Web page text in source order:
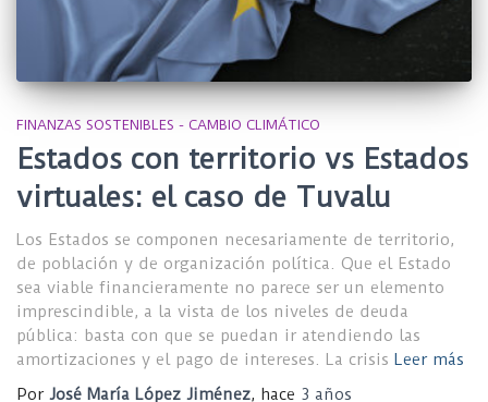
FINANZAS SOSTENIBLES - CAMBIO CLIMÁTICO
Estados con territorio vs Estados
virtuales: el caso de Tuvalu
Los Estados se componen necesariamente de territorio,
de población y de organización política. Que el Estado
sea viable financieramente no parece ser un elemento
imprescindible, a la vista de los niveles de deuda
pública: basta con que se puedan ir atendiendo las
amortizaciones y el pago de intereses. La crisis Leer más
Por José María López Jiménez, hace 3 años